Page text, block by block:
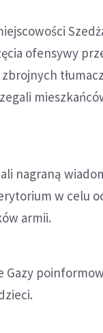
ofensywy
nagraną
w celu
armii.